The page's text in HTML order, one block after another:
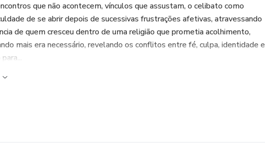
que não acontecem, vínculos que assustam, o celibato como
de se abrir depois de sucessivas frustrações afetivas, atravessando
de quem cresceu dentro de uma religião que prometia acolhimento,
mais era necessário, revelando os conflitos entre fé, culpa, identidade e